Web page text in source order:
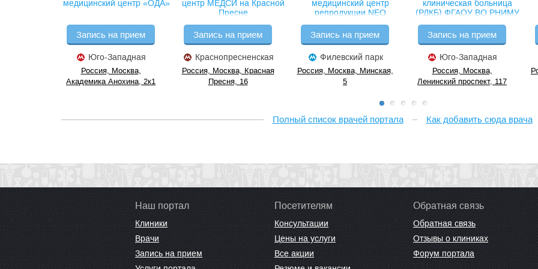
медицинский центр «ОДА»
Запись на прием
Юго-Западная
Россия, Москва,
Академика Анохина, 2к1
центр МЕДСИ на Красной
Пресне
Запись на прием
Краснопресненская
Россия, Москва, Красная
Пресня, 16
медицинский центр
репродукции NEO
Запись на прием
Филевский парк
Россия, Москва, Минская,
5
клиническая больница
(РДКБ) ФГАОУ ВО РНИМУ
Минздрава России
Запись на прием
Юго-Западная
Россия, Москва,
Ленинский проспект, 117
Полный список врачей портала Как добавить сюда врача
Наш портал
Клиники
Врачи
Запись на прием
Посетителям
Консультации
Цены на услуги
Все акции
Обратная связь
Обратная связь
Отзывы о клиниках
Форум портала